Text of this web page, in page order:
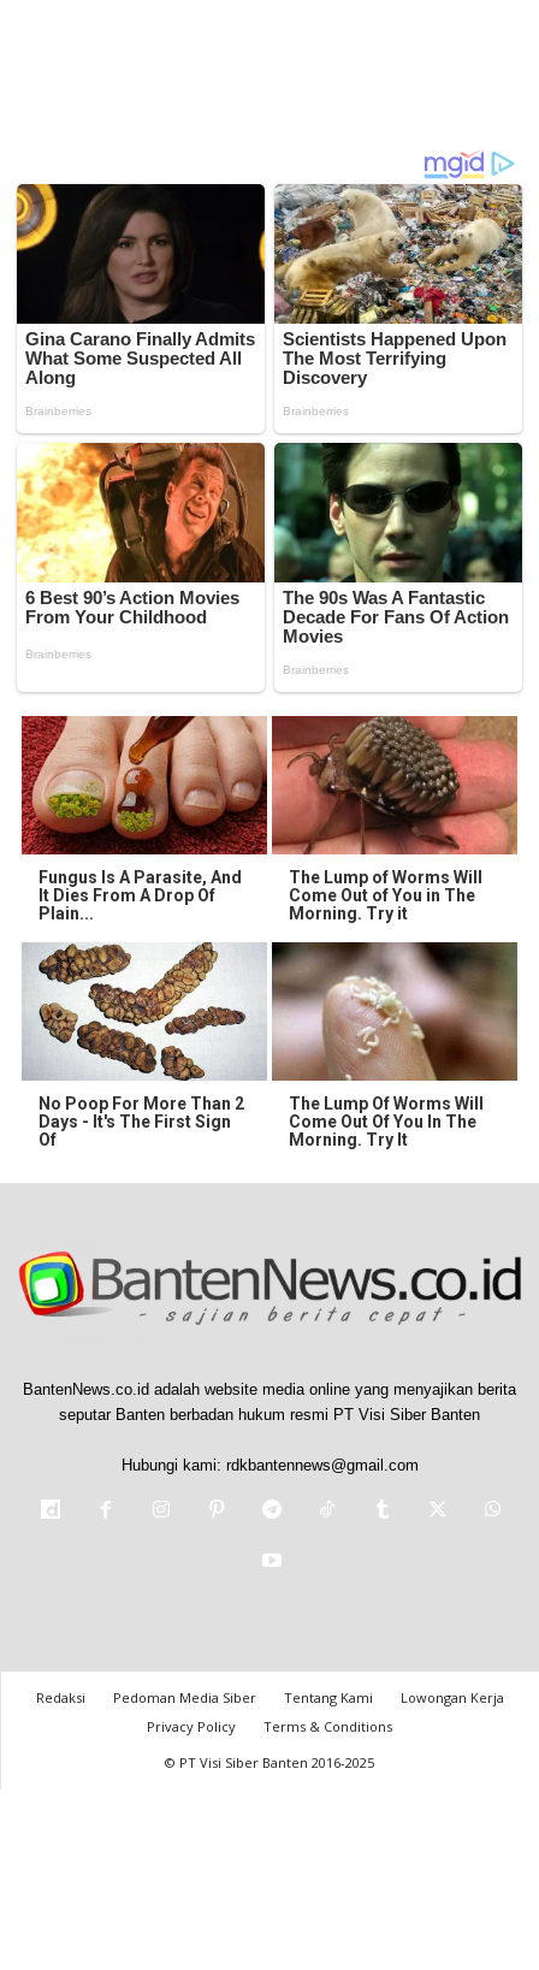
Fungus Is A Parasite, And
It Dies From A Drop Of
Plain...
The Lump of Worms Will
Come Out of You in The
Morning. Try it
No Poop For More Than 2
Days - It's The First Sign
Of
The Lump Of Worms Will
Come Out Of You In The
Morning. Try It
BantenNews.co.id adalah website media online yang menyajikan berita
seputar Banten berbadan hukum resmi PT Visi Siber Banten
Hubungi kami: rdkbantennews@gmail.com
Redaksi Pedoman Media Siber Tentang Kami
Lowongan Kerja
Privacy Policy
Terms & Conditions
© PT Visi Siber Banten 2016-2025